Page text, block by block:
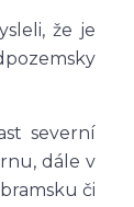
že je
severní
dále v
či